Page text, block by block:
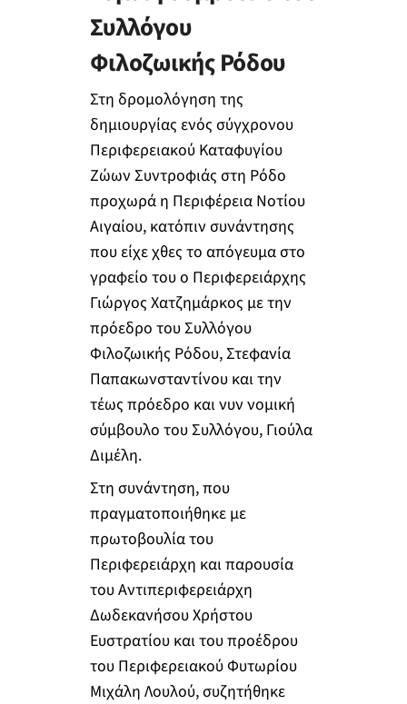
Συλλόγου
Φιλοζωικής Ρόδου
Στη δρομολόγηση της
δημιουργίας ενός σύγχρονου
Περιφερειακού Καταφυγίου
Ζώων Συντροφιάς στη Ρόδο
προχωρά η Περιφέρεια Νοτίου
Αιγαίου, κατόπιν συνάντησης
που είχε χθες το απόγευμα στο
γραφείο του ο Περιφερειάρχης
Γιώργος Χατζημάρκος με την
πρόεδρο του Συλλόγου
Φιλοζωικής Ρόδου, Στεφανία
Παπακωνσταντίνου και την
τέως πρόεδρο και νυν νομική
σύμβουλο του Συλλόγου, Γιούλα
Διμέλη.
Στη συνάντηση, που
πραγματοποιήθηκε με
πρωτοβουλία του
Περιφερειάρχη και παρουσία
του Αντιπεριφερειάρχη
Δωδεκανήσου Χρήστου
Ευστρατίου και του προέδρου
του Περιφερειακού Φυτωρίου
Μιχάλη Λουλού, συζητήθηκε